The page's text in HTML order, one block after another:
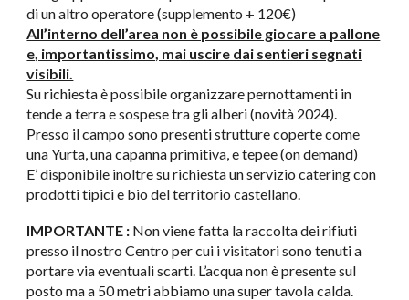
di un altro operatore (supplemento + 120€)
All’interno dell’area non è possibile giocare a pallone
e, importantissimo, mai uscire dai sentieri segnati
visibili.
Su richiesta è possibile organizzare pernottamenti in
tende a terra e sospese tra gli alberi (novità 2024).
Presso il campo sono presenti strutture coperte come
una Yurta, una capanna primitiva, e tepee (on demand)
E’ disponibile inoltre su richiesta un servizio catering con
prodotti tipici e bio del territorio castellano.
IMPORTANTE : Non viene fatta la raccolta dei rifiuti
presso il nostro Centro per cui i visitatori sono tenuti a
portare via eventuali scarti. L’acqua non è presente sul
posto ma a 50 metri abbiamo una super tavola calda.